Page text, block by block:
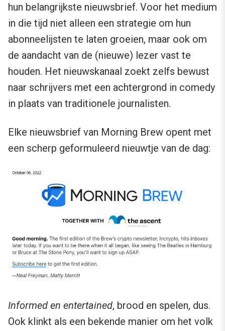
hun belangrijkste nieuwsbrief. Voor het medium
in die tijd niet alleen een strategie om hun
abonneelijsten te laten groeien, maar ook om
de aandacht van de (nieuwe) lezer vast te
houden. Het nieuwskanaal zoekt zelfs bewust
naar schrijvers met een achtergrond in comedy
in plaats van traditionele journalisten.
Elke nieuwsbrief van Morning Brew opent met
een scherp geformuleerd nieuwtje van de dag:
Informed en entertained, brood en spelen, dus.
Ook klinkt als een bekende manier om het volk